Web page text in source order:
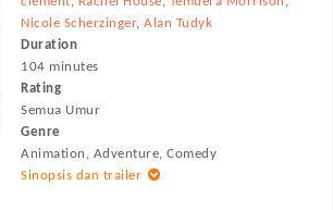
Nicole Scherzinger,Alan Tudyk
Duration
104 minutes
Rating
Semua Umur
Genre
Animation, Adventure, Comedy
Sinopsis dan trailer